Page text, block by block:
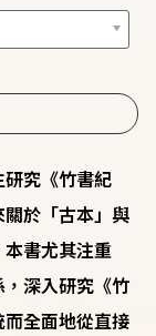
研究《竹書紀
於「古本」與
本書尤其注重
，深入研究《竹
全面地從直接